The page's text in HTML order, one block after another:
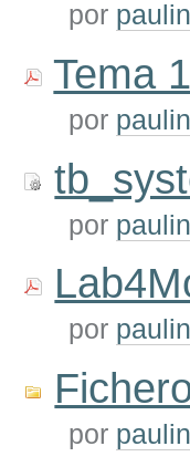
por
Tema
por
por
por
por